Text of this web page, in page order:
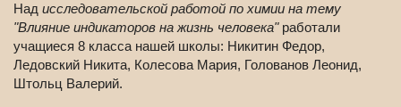
Над исследовательской работой по химии на тему
"Влияние индикаторов на жизнь человека"работали
учащиеся 8 класса нашей школы: Никитин Федор,
Ледовский Никита, Колесова Мария, Голованов Леонид,
Штольц Валерий.